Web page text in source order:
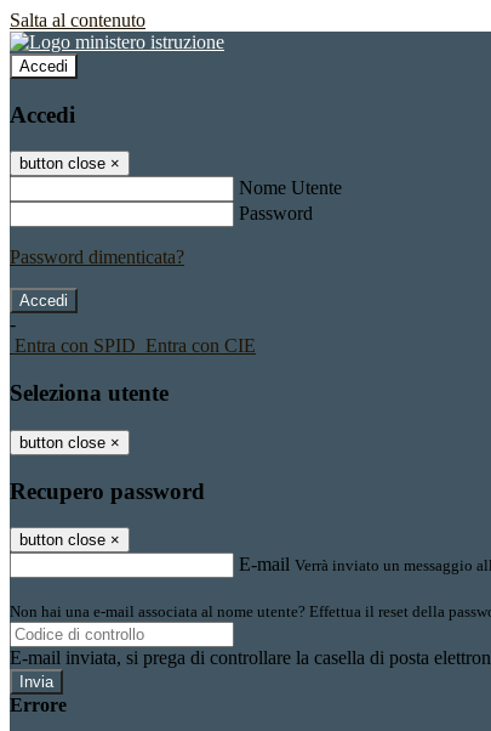
Salta al contenuto
Accedi
Accedi
button close ×
Nome Utente
Password
Password dimenticata?
-
Entra con SPID Entra con CIE
Seleziona utente
button close ×
Recupero password
button close ×
E-mail Verrà inviato un messaggio
Non hai una e-mail associata al nome utente? Effettua il reset della
E-mail inviata, si prega di controllare la casella di posta
Errore